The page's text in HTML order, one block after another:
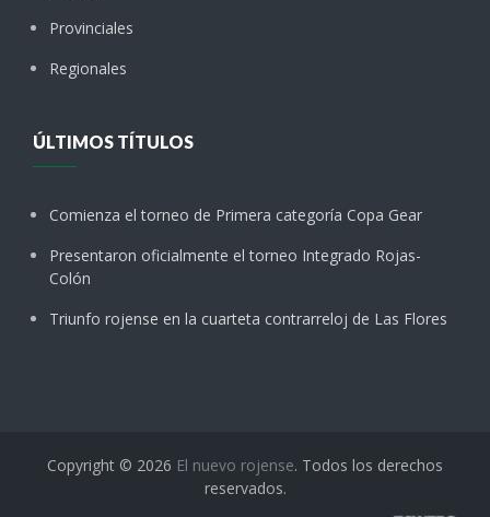
Provinciales
Regionales
ÚLTIMOS TÍTULOS
Comienza el torneo de Primera categoría Copa Gear
Presentaron oficialmente el torneo Integrado Rojas-
Colón
Triunfo rojense en la cuarteta contrarreloj de Las Flores
Copyright © 2026 El nuevo rojense. Todos los derechos
reservados.